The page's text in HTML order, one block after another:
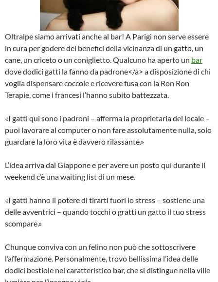
Oltralpe siamo arrivati anche al bar! A Parigi non serve essere
in cura per godere dei benefici della vicinanza di un gatto, un
cane, un criceto o un coniglietto. Qualcuno ha aperto un bar
dove dodici gatti la fanno da padrone</a> a disposizione di chi
voglia dispensare coccole e ricevere fusa con la Ron Ron
Terapie, come i francesi l’hanno subito battezzata.
«I gatti qui sono i padroni – afferma la proprietaria del locale –
puoi lavorare al computer o non fare assolutamente nulla, solo
guardare la loro vita è davvero rilassante.»
L’idea arriva dal Giappone e per avere un posto qui durante il
weekend c’è una waiting list di un mese.
«I gatti hanno il potere di tirarti fuori lo stress – sostiene una
delle avventrici – quando tocchi o gratti un gatto il tuo stress
scompare.»
Chunque conviva con un felino non può che sottoscrivere
l’affermazione. Personalmente, trovo bellissima l’idea delle
dodici bestiole nel caratteristico bar, che si distingue nella ville